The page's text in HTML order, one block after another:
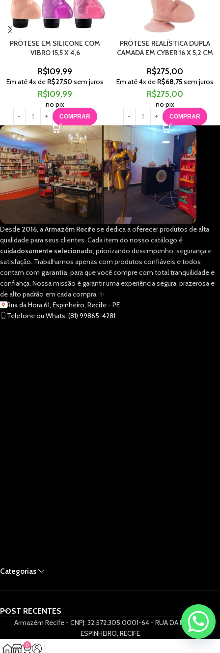
PRÓTESE EM SILICONE COM
VIBRO 15,5 X 4,6
R$109,99
Em até4x de R$27,50 sem juros
R$109,99
no pix
COMPRAR
PRÓTESE REALÍSTICA DUPLA
CAMADA EM CYBER 16 X 5,2 CM
R$275,00
Em até4x de R$68,75sem juros
R$275,00
no pix
COMPRAR
Desde 2016, aArmazém Recifese dedica a oferecer produtos de alta
qualidade para seus clientes. Cada item do nosso catálogo é
cuidadosamente selecionado, priorizando desempenho, segurança e
satisfação. Trabalhamos apenas com produtos confiáveis e todos
contam com garantia, para que você compre com total tranquilidade e
confiança. Nossa missão é garantir uma experiência segura, prazerosa e
de alto padrão em cada compra. ✨
Rua da Hora 61, Espinheiro, Recife - PE
Telefone ou Whats: (81) 99865-4281
Categorias
POST RECENTES
Armazém Recife - CNPJ: 32.572.305.0001-64 - RUA DA HORA 61,
ESPINHEIRO, RECIFE
0